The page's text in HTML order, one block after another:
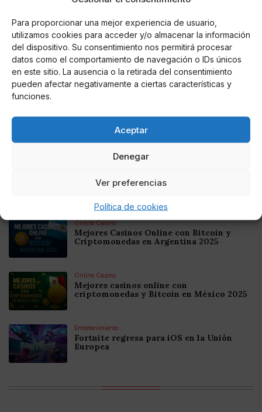
Para proporcionar una mejor experiencia de usuario,
utilizamos cookies para acceder y/o almacenar la información
del dispositivo. Su consentimiento nos permitirá procesar
datos como el comportamiento de navegación o IDs únicos
en este sitio. La ausencia o la retirada del consentimiento
pueden afectar negativamente a ciertas características y
funciones.
Aceptar
Denegar
Ver preferencias
Política de cookies
podrán volver a proponer una nueva durante el
mismo periodo de sesiones.
AUTOR
Noticias relacionadas
Mejores Cripto Casinos Online en
Colombia 2025: Bitcoin Casinos
Online Casino
Mejores Casinos Online con Bitcoin y
Criptomonedas en Argentina 2025
Online Casino
Mejores casinos online con
criptomonedas y Bitcoin en México 2025
Entretenimiento
Fortnite regresa para iOS en la Unión
Europea